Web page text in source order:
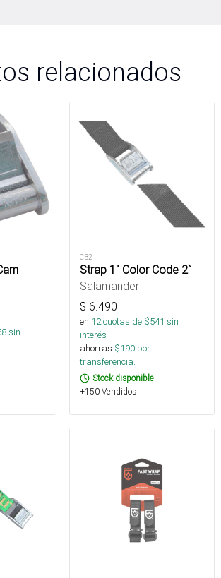
relacionados
sin
CB2
Strap 1" Color Code 2`
Salamander
$ 6.490
en 12cuotas de $541 sin
interés
ahorras $190 por
transferencia.
Stock disponible
+150 Vendidos